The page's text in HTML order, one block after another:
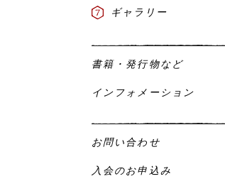
ギャラリー
書籍・発行物など
インフォメーション
お問い合わせ
入会のお申込み